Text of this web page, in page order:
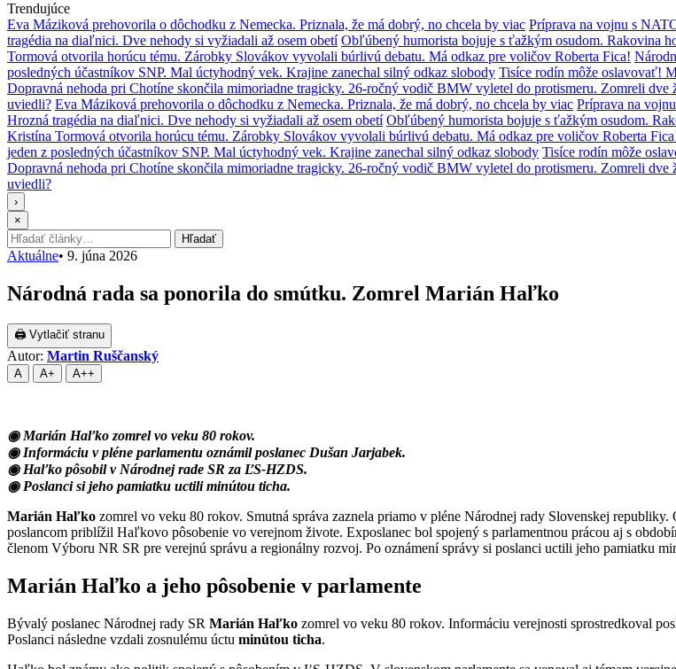
Trendujúce
Eva Máziková prehovorila o dôchodku z Nemecka. Priznala, že má dobrý, no chcela by viac Príprava na vojnu s
tragédia na diaľnici. Dve nehody si vyžiadali až osem obetí Obľúbený humorista bojuje s ťažkým osudom. Rakovina
Tormová otvorila horúcu tému. Zárobky Slovákov vyvolali búrlivú debatu. Má odkaz pre voličov Roberta Fica!
posledných účastníkov SNP. Mal úctyhodný vek. Krajine zanechal silný odkaz slobody Tisíce rodín môže oslavovať!
Dopravná nehoda pri Chotíne skončila mimoriadne tragicky. 26-ročný vodič BMW vyletel do protismeru. Zomreli dve
uviedli? Eva Máziková prehovorila o dôchodku z Nemecka. Priznala, že má dobrý, no chcela by viac Príprava na
Hrozná tragédia na diaľnici. Dve nehody si vyžiadali až osem obetí Obľúbený humorista bojuje s ťažkým osudom.
Kristína Tormová otvorila horúcu tému. Zárobky Slovákov vyvolali búrlivú debatu. Má odkaz pre voličov Roberta
jeden z posledných účastníkov SNP. Mal úctyhodný vek. Krajine zanechal silný odkaz slobody Tisíce rodín môže
Dopravná nehoda pri Chotíne skončila mimoriadne tragicky. 26-ročný vodič BMW vyletel do protismeru. Zomreli dve
uviedli?
›
×
Hľadať: Hľadať
Aktuálne• 9. júna 2026
Národná rada sa ponorila do smútku. Zomrel Marián Haľko
🖨 Vytlačiť stranu
Autor: Martin Ruščanský
A A+ A++
◉ Marián Haľko zomrel vo veku 80 rokov.
◉ Informáciu v pléne parlamentu oznámil poslanec Dušan Jarjabek.
◉ Haľko pôsobil v Národnej rade SR za ĽS-HZDS.
◉ Poslanci si jeho pamiatku uctili minútou ticha.
Marián Haľko zomrel vo veku 80 rokov. Smutná správa zaznela priamo v pléne Národnej rady Slovenskej
poslancom priblížil Haľkovo pôsobenie vo verejnom živote. Exposlanec bol spojený s parlamentnou prácou aj s
členom Výboru NR SR pre verejnú správu a regionálny rozvoj. Po oznámení správy si poslanci uctili jeho pamiatku
Marián Haľko a jeho pôsobenie v parlamente
Bývalý poslanec Národnej rady SR Marián Haľko zomrel vo veku 80 rokov. Informáciu verejnosti sprostredkoval
Poslanci následne vzdali zosnulému úctu minútou ticha.